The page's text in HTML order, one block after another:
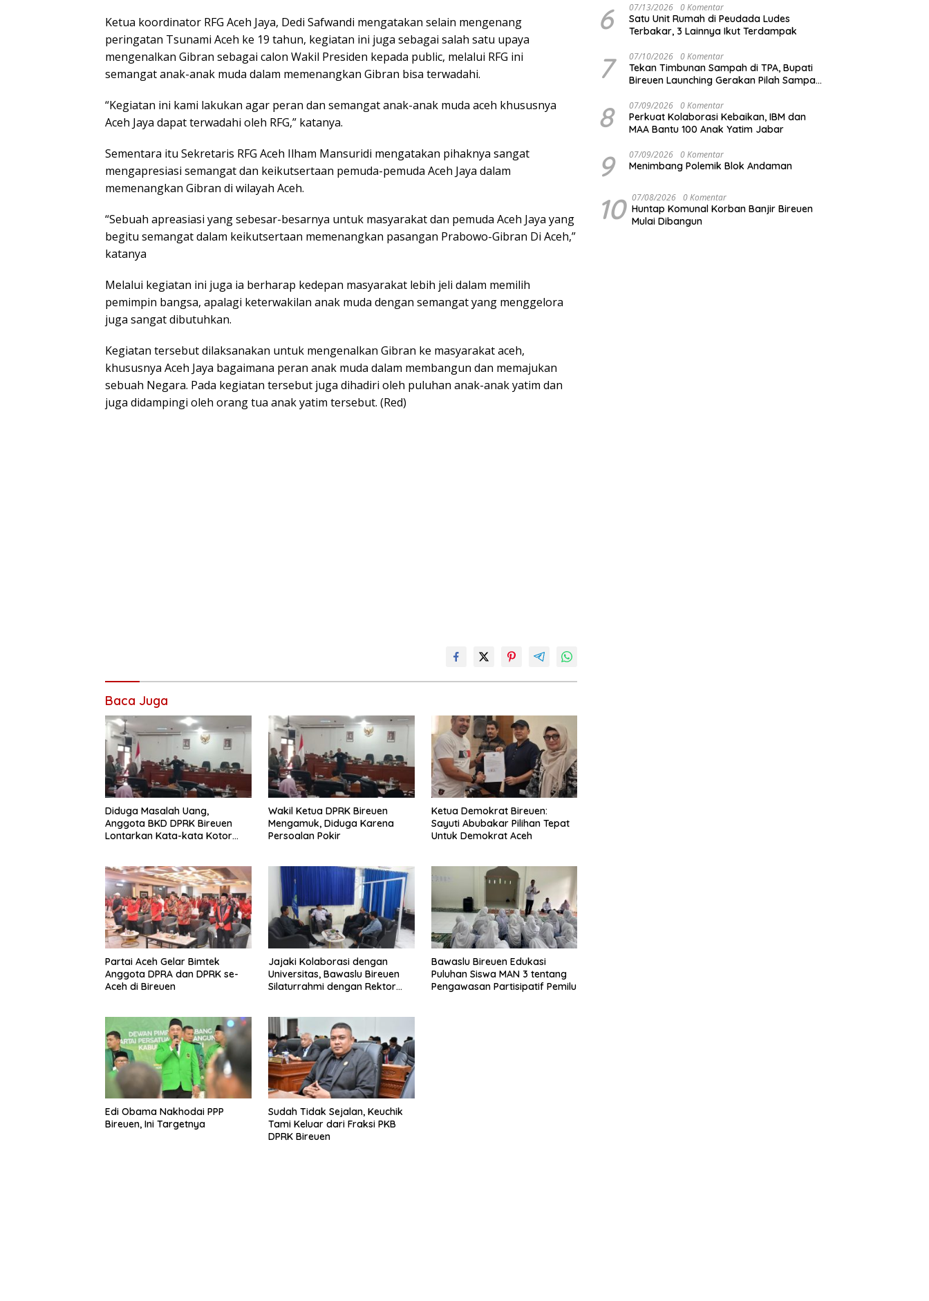
Ketua koordinator RFG Aceh Jaya, Dedi Safwandi mengatakan selain mengenang
peringatan Tsunami Aceh ke 19 tahun, kegiatan ini juga sebagai salah satu upaya
mengenalkan Gibran sebagai calon Wakil Presiden kepada public, melalui RFG ini
semangat anak-anak muda dalam memenangkan Gibran bisa terwadahi.
“Kegiatan ini kami lakukan agar peran dan semangat anak-anak muda aceh khususnya
Aceh Jaya dapat terwadahi oleh RFG,” katanya.
Sementara itu Sekretaris RFG Aceh Ilham Mansuridi mengatakan pihaknya sangat
mengapresiasi semangat dan keikutsertaan pemuda-pemuda Aceh Jaya dalam
memenangkan Gibran di wilayah Aceh.
“Sebuah apreasiasi yang sebesar-besarnya untuk masyarakat dan pemuda Aceh Jaya yang
begitu semangat dalam keikutsertaan memenangkan pasangan Prabowo-Gibran Di Aceh,”
katanya
Melalui kegiatan ini juga ia berharap kedepan masyarakat lebih jeli dalam memilih
pemimpin bangsa, apalagi keterwakilan anak muda dengan semangat yang menggelora
juga sangat dibutuhkan.
Kegiatan tersebut dilaksanakan untuk mengenalkan Gibran ke masyarakat aceh,
khususnya Aceh Jaya bagaimana peran anak muda dalam membangun dan memajukan
sebuah Negara. Pada kegiatan tersebut juga dihadiri oleh puluhan anak-anak yatim dan
juga didampingi oleh orang tua anak yatim tersebut. (Red)
Baca Juga
Diduga Masalah Uang,
Anggota BKD DPRK Bireuen
Lontarkan Kata-kata Kotor
Wakil Ketua DPRK Bireuen
Mengamuk, Diduga Karena
Persoalan Pokir
Ketua Demokrat Bireuen:
Sayuti Abubakar Pilihan Tepat
Untuk Demokrat Aceh
Partai Aceh Gelar Bimtek
Anggota DPRA dan DPRK se-
Aceh di Bireuen
Jajaki Kolaborasi dengan
Universitas, Bawaslu Bireuen
Silaturrahmi dengan Rektor
Bawaslu Bireuen Edukasi
Puluhan Siswa MAN 3 tentang
Pengawasan Partisipatif Pemilu
Edi Obama Nakhodai PPP
Bireuen, Ini Targetnya
Sudah Tidak Sejalan, Keuchik
Tami Keluar dari Fraksi PKB
DPRK Bireuen
6 07/13/2026 0 Komentar
Satu Unit Rumah di Peudada Ludes
Terbakar, 3 Lainnya Ikut Terdampak
7 07/10/2026 0 Komentar
Tekan Timbunan Sampah di TPA, Bupati
Bireuen Launching Gerakan Pilah Sampah
8 07/09/2026 0 Komentar
Perkuat Kolaborasi Kebaikan, IBM dan
MAA Bantu 100 Anak Yatim Jabar
9 07/09/2026 0 Komentar
Menimbang Polemik Blok Andaman
10 07/08/2026 0 Komentar
Huntap Komunal Korban Banjir Bireuen
Mulai Dibangun